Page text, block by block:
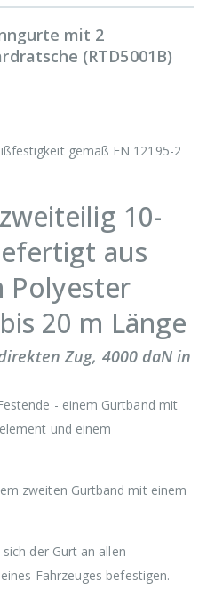
mit 2
(RTD5001B)
gemäß EN 12195-2
10-
aus
Polyester
20 m Länge
Zug, 4000 daN in
- einem Gurtband mit
und einem
zweiten Gurtband mit einem
der Gurt an allen
Fahrzeuges befestigen.